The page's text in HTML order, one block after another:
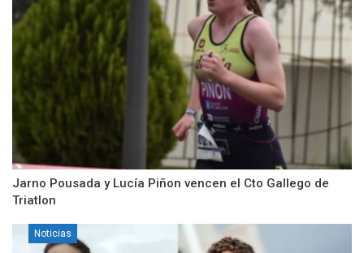
Jarno Pousada y Lucía Piñon vencen el Cto Gallego de
Triatlon
Noticias